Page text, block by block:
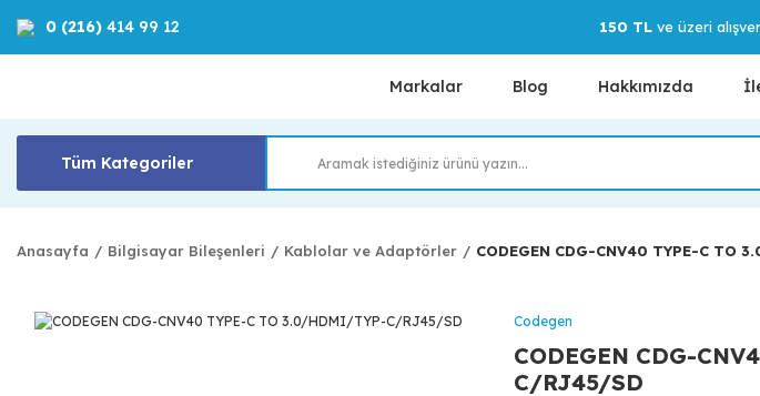
0 (216) 414 99 12 150 TLve üzeri
Markalar Blog Hakkımızda
Tüm Kategoriler
Anasayfa Bilgisayar Bileşenleri Kablolar ve Adaptörler CODEGEN CDG-CNV40 TYPE-C TO
Codegen
CODEGEN CDG-
C/RJ45/SD